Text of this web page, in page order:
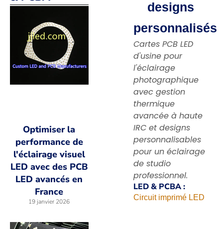
Optimiser la
performance de
l'éclairage visuel
LED avec des PCB
LED avancés en
France
19 janvier 2026
designs
personnalisés
Cartes PCB LED
d'usine pour
l'éclairage
photographique
avec gestion
thermique
avancée à haute
IRC et designs
personnalisables
pour un éclairage
de studio
professionnel.
LED & PCBA :
Circuit imprimé LED